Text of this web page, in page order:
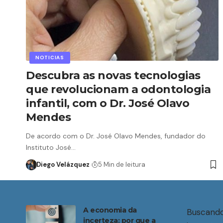
NOTICIAS
Descubra as novas tecnologias
que revolucionam a odontologia
infantil, com o Dr. José Olavo
Mendes
De acordo com o Dr. José Olavo Mendes, fundador do
Instituto José…
Diego Velázquez 5 Min de leitura
A economia da
incerteza: por que a